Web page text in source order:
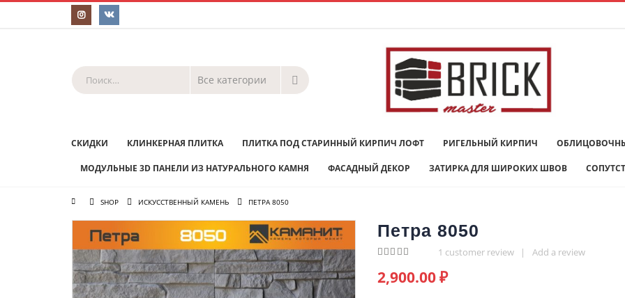
СКИДКИ КЛИНКЕРНАЯ ПЛИТКА ПЛИТКА ПОД СТАРИННЫЙ КИРПИЧ ЛОФТ РИГЕЛЬНЫЙ КИРПИЧ
МОДУЛЬНЫЕ 3D ПАНЕЛИ ИЗ НАТУРАЛЬНОГО КАМНЯ ФАСАДНЫЙ ДЕКОР ЗАТИРКА ДЛЯ ШИРОКИХ ШВОВ
SHOP ИСКУССТВЕННЫЙ КАМЕНЬ ПЕТРА 8050
Петра 8050
1 customer review | Add a review
2,900.00₽